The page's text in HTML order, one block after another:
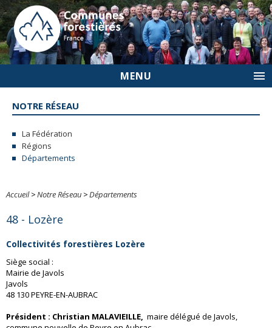
MENU
NOTRE RÉSEAU
La Fédération
Régions
Départements
Accueil>Notre Réseau >Départements
48 - Lozère
Collectivités forestières Lozère
Siège social :
Mairie de Javols
Javols
48 130 PEYRE-EN-AUBRAC
Président : Christian MALAVIEILLE, maire délégué de Javols,